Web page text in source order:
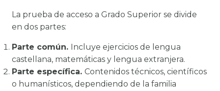
La prueba de acceso a Grado Superior se divide
en dos partes:
Parte común. Incluye ejercicios de lengua
castellana, matemáticas y lengua extranjera.
Parte específica. Contenidos técnicos, científicos
o humanísticos, dependiendo de la familia